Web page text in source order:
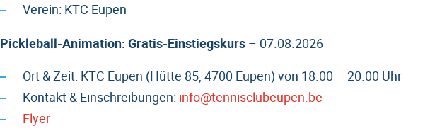
Verein: KTC Eupen
Pickleball-Animation: Gratis-Einstiegskurs – 07.08.2026
Ort & Zeit: KTC Eupen (Hütte 85, 4700 Eupen) von 18.00 – 20.00 Uhr
Kontakt & Einschreibungen: info@tennisclubeupen.be
Flyer